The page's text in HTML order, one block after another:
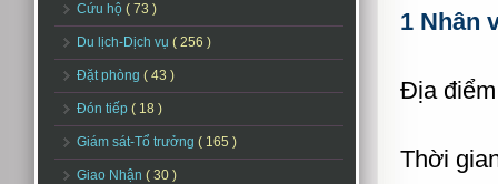
Cứu hộ ( 73 )
Du lịch-Dịch vụ ( 256 )
Đặt phòng ( 43 )
Đón tiếp ( 18 )
Giám sát-Tổ trưởng ( 165 )
Giao Nhận ( 30 )
1 Nhân
Địa
Thời